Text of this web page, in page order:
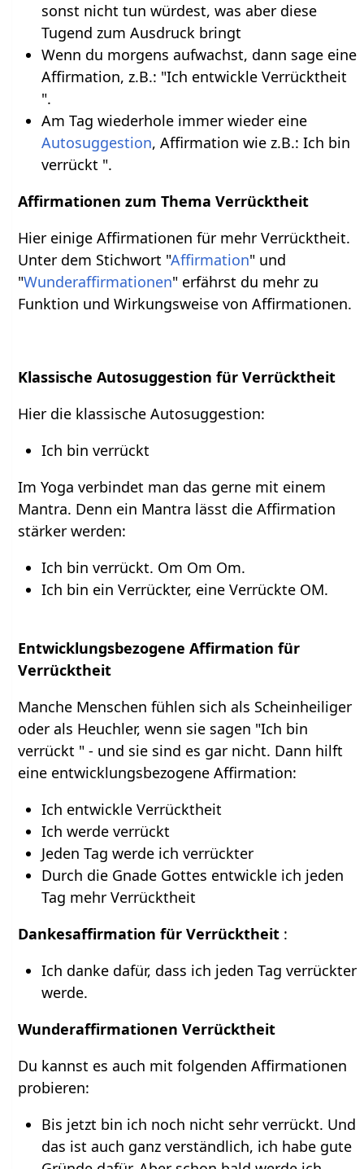
sonst nicht tun würdest, was aber diese
Tugend zum Ausdruck bringt
Wenn du morgens aufwachst, dann sage eine
Affirmation, z.B.: "Ich entwickle Verrücktheit
".
Am Tag wiederhole immer wieder eine
Autosuggestion, Affirmation wie z.B.: Ich bin
verrückt ".
Affirmationen zum Thema Verrücktheit
Hier einige Affirmationen für mehr Verrücktheit.
Unter dem Stichwort "Affirmation" und
"Wunderaffirmationen" erfährst du mehr zu
Funktion und Wirkungsweise von Affirmationen.
Klassische Autosuggestion für Verrücktheit
Hier die klassische Autosuggestion:
Ich bin verrückt
Im Yoga verbindet man das gerne mit einem
Mantra. Denn ein Mantra lässt die Affirmation
stärker werden:
Ich bin verrückt. Om Om Om.
Ich bin ein Verrückter, eine Verrückte OM.
Entwicklungsbezogene Affirmation für
Verrücktheit
Manche Menschen fühlen sich als Scheinheiliger
oder als Heuchler, wenn sie sagen "Ich bin
verrückt " - und sie sind es gar nicht. Dann hilft
eine entwicklungsbezogene Affirmation:
Ich entwickle Verrücktheit
Ich werde verrückt
Jeden Tag werde ich verrückter
Durch die Gnade Gottes entwickle ich jeden
Tag mehr Verrücktheit
Dankesaffirmation für Verrücktheit :
Ich danke dafür, dass ich jeden Tag verrückter
werde.
Wunderaffirmationen Verrücktheit
Du kannst es auch mit folgenden Affirmationen
probieren:
Bis jetzt bin ich noch nicht sehr verrückt. Und
das ist auch ganz verständlich, ich habe gute